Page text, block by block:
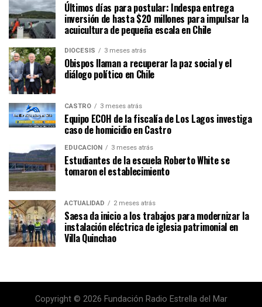
Últimos días para postular: Indespa entrega
inversión de hasta $20 millones para impulsar la
acuicultura de pequeña escala en Chile
DIÓCESIS 3 meses atrás
Obispos llaman a recuperar la paz social y el
diálogo político en Chile
CASTRO 3 meses atrás
Equipo ECOH de la fiscalía de Los Lagos investiga
caso de homicidio en Castro
EDUCACIÓN 3 meses atrás
Estudiantes de la escuela Roberto White se
tomaron el establecimiento
ACTUALIDAD 2 meses atrás
Saesa da inicio a los trabajos para modernizar la
instalación eléctrica de iglesia patrimonial en
Villa Quinchao
Copyright © 2026 Fundación Radio Estrella del Mar